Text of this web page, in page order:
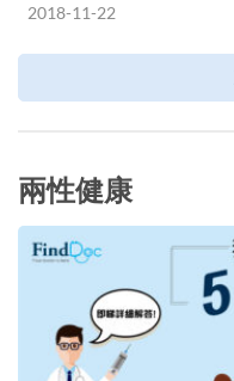
2018-11-22
兩性健康